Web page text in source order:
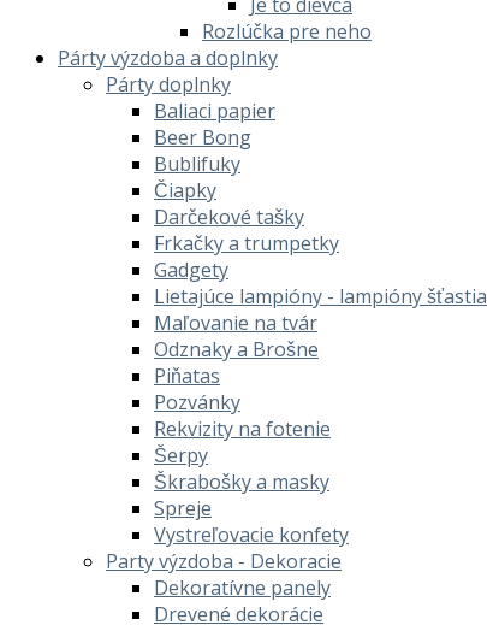
Rozlúčka pre neho
Párty výzdoba a doplnky
Párty doplnky
Baliaci papier
Beer Bong
Bublifuky
Čiapky
Darčekové tašky
Frkačky a trumpetky
Gadgety
Lietajúce lampióny - lampióny šťastia
Maľovanie na tvár
Odznaky a Brošne
Piňatas
Pozvánky
Rekvizity na fotenie
Šerpy
Škrabošky a masky
Spreje
Vystreľovacie konfety
Party výzdoba - Dekoracie
Dekoratívne panely
Drevené dekorácie